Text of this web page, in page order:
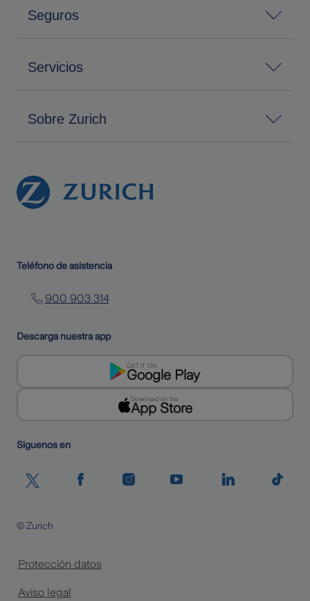
Seguros
Servicios
Sobre Zurich
Teléfono de asistencia
900 903 314
Descarga nuestra app
GET IT ON
Google Play
Download on the
App Store
Siguenos en
Protección datos
Aviso legal
© Zurich